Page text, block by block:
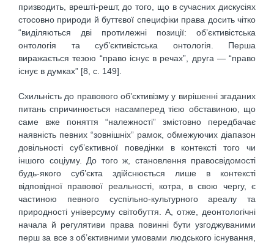
призводить, врешті-решт, до того, що в сучасних дискусіях
стосовно природи й буттєвої специфіки права досить чітко
“виділяються дві протилежні позиції: об’єктивістська
онтологія та суб’єктивістська онтологія. Перша
виражається тезою “право існує в речах”, друга — “право
існує в думках” [8, с. 149].
Схильність до правового об’єктивізму у вирішенні згаданих
питань спричинюється насамперед тією обставиною, що
саме вже поняття “належності” змістовно передбачає
наявність певних “зовнішніх” рамок, обмежуючих діапазон
довільності суб’єктивної поведінки в контексті того чи
іншого соціуму. До того ж, становлення правосвідомості
будь-якого суб’єкта здійснюється лише в контексті
відповідної правової реальності, котра, в свою чергу, є
частиною певного суспільно-культурного ареалу та
природності універсуму світобуття. А, отже, деонтологічні
начала й регулятиви права повинні бути узгоджуваними
перш за все з об’єктивними умовами людського існування,